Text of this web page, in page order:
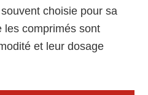
choisie pour sa
les comprimés sont
et leur dosage